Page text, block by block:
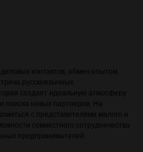
контактов, обмен опытом.
русскоязычных
создает идеальную атмосферу
поиска новых партнеров. На
с представителями малого и
совместного сотрудничества
предпринимателей.